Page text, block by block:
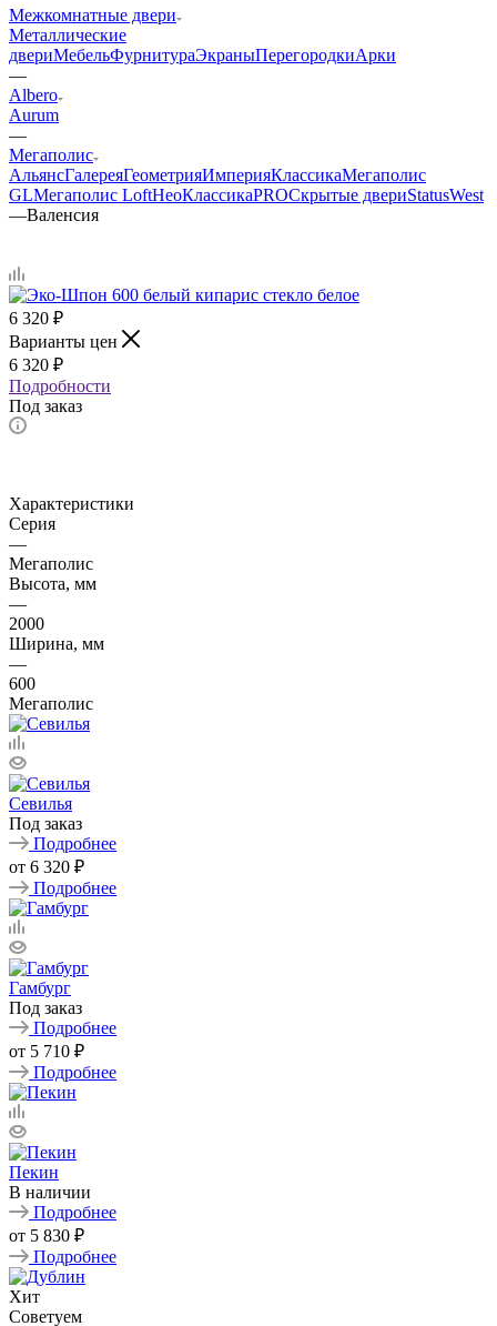
Межкомнатные двери
Металлические
двериМебельФурнитураЭкраныПерегородкиАрки
—
Albero
Aurum
—
Мегаполис
АльянсГалереяГеометрияИмперияКлассикаМегаполис
GLМегаполис LoftНеоКлассикаPROСкрытые двериStatusWest
—Валенсия
6 320 ₽
Варианты цен
6 320 ₽
Подробности
Под заказ
Характеристики
Серия
—
Мегаполис
Высота, мм
—
2000
Ширина, мм
—
600
Мегаполис
Севилья
Под заказ
Подробнее
от 6 320 ₽
Подробнее
Гамбург
Под заказ
Подробнее
от 5 710 ₽
Подробнее
Пекин
В наличии
Подробнее
от 5 830 ₽
Подробнее
Хит
Советуем